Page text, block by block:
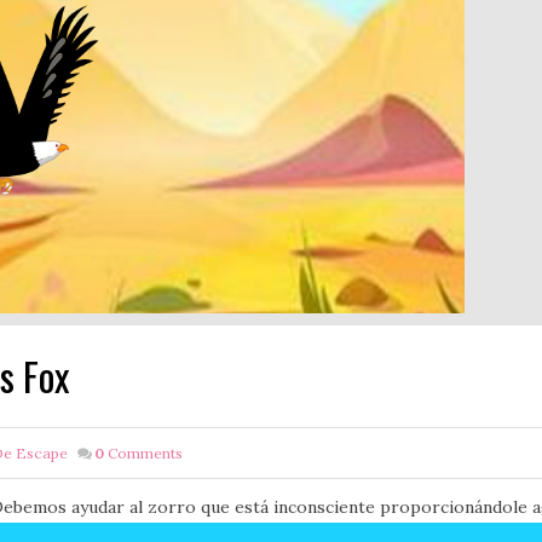
Fox
Escape 0 Comments
ayudar al zorro que está inconsciente proporcionándole